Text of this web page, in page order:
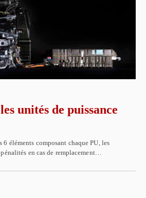
unités de puissance
6 éléments composant chaque PU, les
en cas de remplacement…